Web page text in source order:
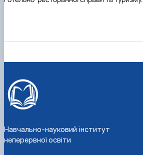
Навчально-науковий інститут
неперервної освіти